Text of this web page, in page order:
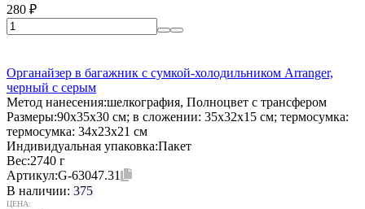
280 ₽
Органайзер в багажник с сумкой-холодильником Arranger,
черный с серым
Метод нанесения:шелкография, Полноцвет с трансфером
Размеры:90х35х30 см; в сложении: 35х32х15 см; термосумка:
термосумка: 34х23х21 см
Индивидуальная упаковка:Пакет
Вес:2740 г
Артикул:G-63047.31
В наличии: 375
ЦЕНА: